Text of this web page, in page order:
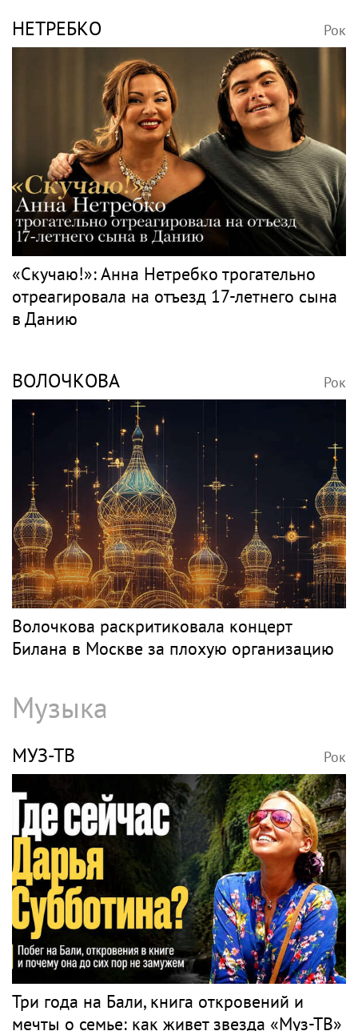
НЕТРЕБКО Рок
«Скучаю!»: Анна Нетребко трогательно
отреагировала на отъезд 17-летнего сына
в Данию
ВОЛОЧКОВА Рок
Волочкова раскритиковала концерт
Билана в Москве за плохую организацию
Музыка
МУЗ-ТВ Рок
Три года на Бали, книга откровений и
мечты о семье: как живет звезда «Муз-ТВ»